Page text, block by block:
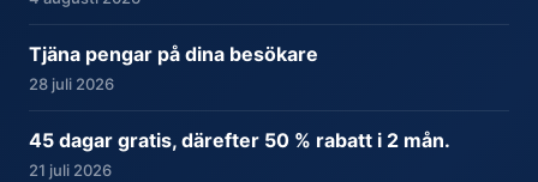
Tjäna pengar på dina besökare
28 juli 2026
45 dagar gratis, därefter 50 % rabatt i 2 mån.
21 juli 2026